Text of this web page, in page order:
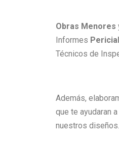
Obras Menores
Informes
Técnicos de
Además,
que te ayudaran
nuestros diseños.